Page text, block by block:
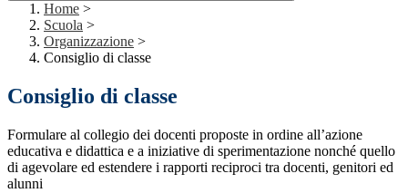
Home >
Scuola >
Organizzazione >
Consiglio di classe
Consiglio di classe
Formulare al collegio dei docenti proposte in ordine all’azione
educativa e didattica e a iniziative di sperimentazione nonché quello
di agevolare ed estendere i rapporti reciproci tra docenti, genitori ed
alunni